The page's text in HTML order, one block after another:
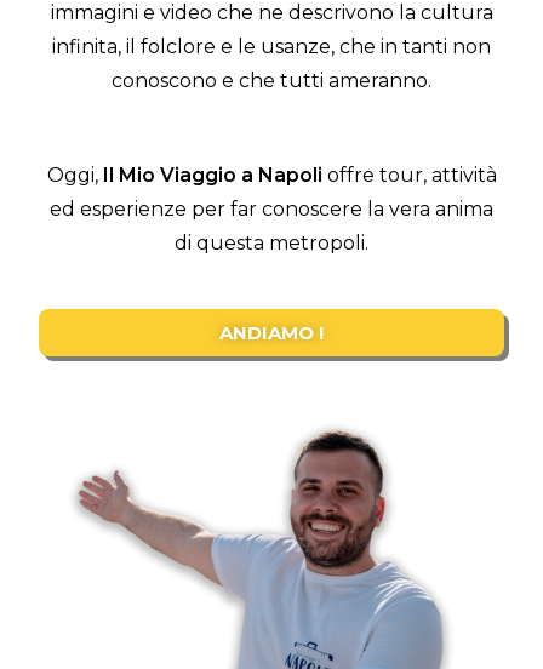
immagini e video che ne descrivono la cultura
infinita, il folclore e le usanze, che in tanti non
conoscono e che tutti ameranno.
Oggi, Il Mio Viaggio a Napoli offre tour, attività
ed esperienze per far conoscere la vera anima
di questa metropoli.
ANDIAMO !